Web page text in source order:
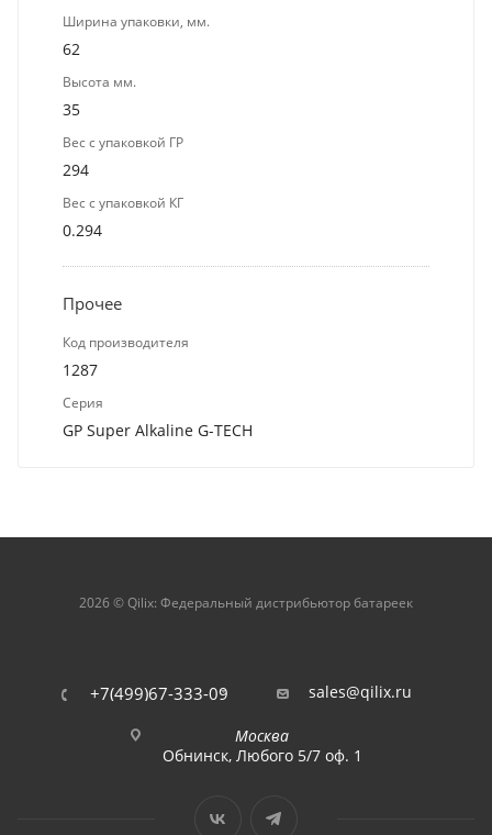
Ширина упаковки, мм.
62
Высота мм.
35
Вес с упаковкой ГР
294
Вес с упаковкой КГ
0.294
Прочее
Код производителя
1287
Серия
GP Super Alkaline G-TECH
2026 © Qilix: Федеральный дистрибьютор батареек
+7(499)67-333-09 sales@qilix.ru
Москва
Обнинск, Любого 5/7 оф. 1